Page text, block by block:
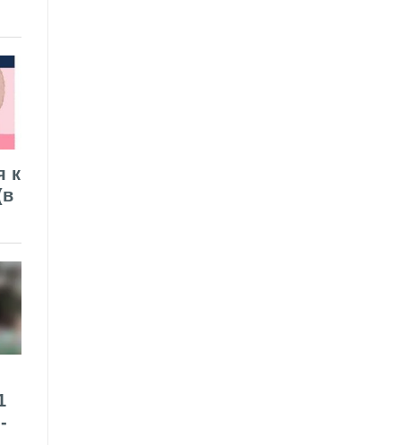
к